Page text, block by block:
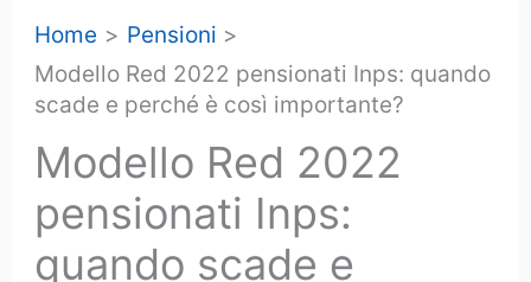
Home
Pensioni
Modello Red 2022 pensionati Inps: quando
scade e perché è così importante?
Modello Red 2022
pensionati Inps:
quando scade e